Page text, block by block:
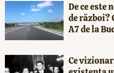
De ce este
de război?
A7 de la
Ce